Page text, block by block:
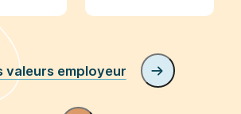
000 99/100
valeurs employeur